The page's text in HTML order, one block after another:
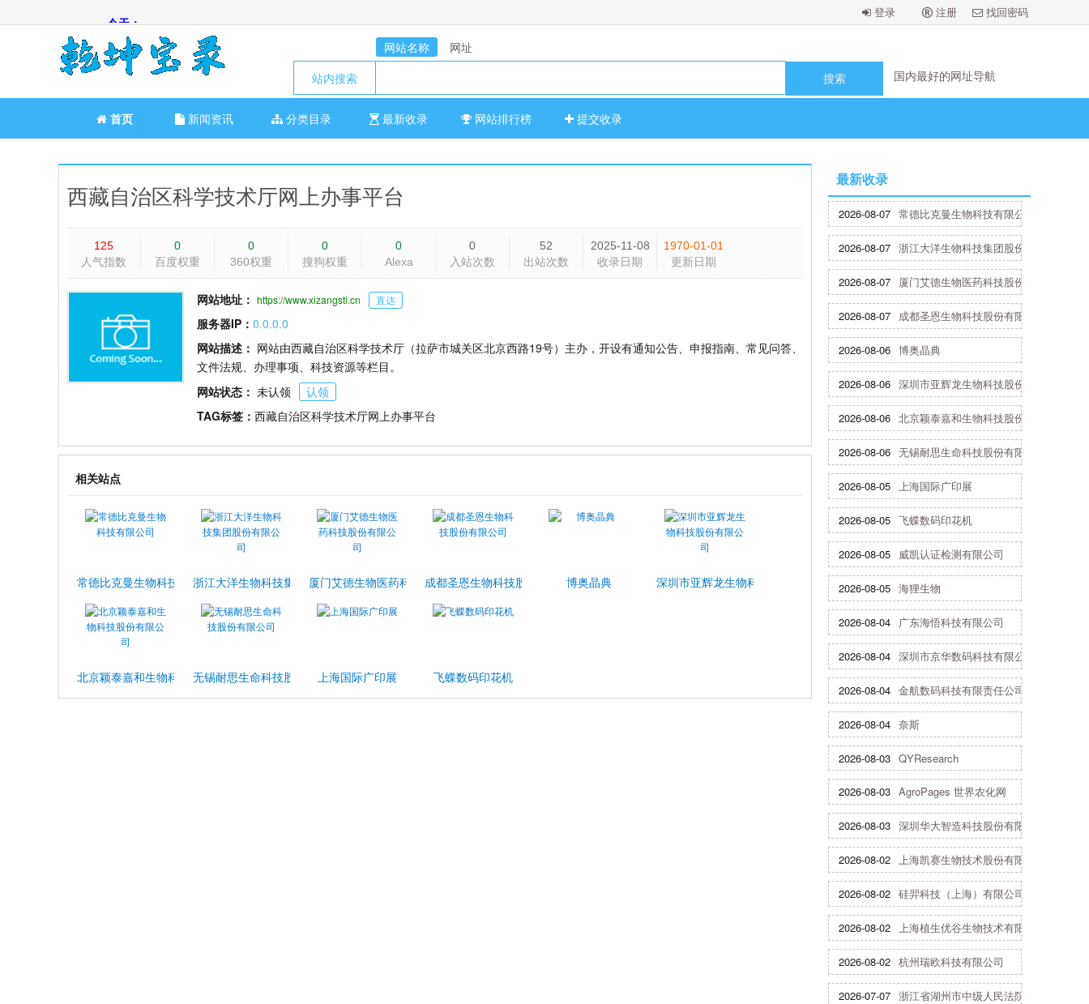
登录 注册 找回密码
网站名称
网址
站内搜索
国内最好的网址导航
国内最好的网址导航
国内最好的网址导航
首页
新闻资讯 分类目录 最新收录 网站排行榜 提交收录
西藏自治区科学技术厅网上办事平台
125
人气指数
0
百度权重
0
360权重
0
搜狗权重
0
Alexa
0
入站次数
52
出站次数
2025-11-08
收录日期
1970-01-01
更新日期
网站地址： https://www.xizangsti.cn 直达
服务器IP： 0.0.0.0
网站描述： 网站由西藏自治区科学技术厅（拉萨市城关区北京西路19号）主办，开设有通知公告、申报指南、常见问答、
文件法规、办理事项、科技资源等栏目。
网站状态： 未认领
认领
TAG标签： 西藏自治区科学技术厅网上办事平台
相关站点
常德比克曼生物科技有限公司浙江大洋生物科技集团股份有限公司厦门艾德生物医药科技股份有限公司成都圣恩生物科技股份有限公司博奥晶典 深圳市亚辉龙生物科技股份有限公司
北京颖泰嘉和生物科技股份有限公司无锡耐思生命科技股份有限公司上海国际广印展 飞蝶数码印花机
最新收录
2026-08-07 常德比克曼生物科技有限公司
2026-08-07 浙江大洋生物科技集团股份有限公司
2026-08-07 厦门艾德生物医药科技股份有限公司
2026-08-07 成都圣恩生物科技股份有限公司
2026-08-06 博奥晶典
2026-08-06 深圳市亚辉龙生物科技股份有限公司
2026-08-06 北京颖泰嘉和生物科技股份有限公司
2026-08-06 无锡耐思生命科技股份有限公司
2026-08-05 上海国际广印展
2026-08-05 飞蝶数码印花机
2026-08-05 威凯认证检测有限公司
2026-08-05 海狸生物
2026-08-04 广东海悟科技有限公司
2026-08-04 深圳市京华数码科技有限公司
2026-08-04 金航数码科技有限责任公司
2026-08-04 奈斯
2026-08-03 QYResearch
2026-08-03 AgroPages 世界农化网
2026-08-03 深圳华大智造科技股份有限公司
2026-08-02 上海凯赛生物技术股份有限公司
2026-08-02 硅羿科技（上海）有限公司
2026-08-02 上海植生优谷生物技术有限公司
2026-08-02 杭州瑞欧科技有限公司
2026-07-07 浙江省湖州市中级人民法院